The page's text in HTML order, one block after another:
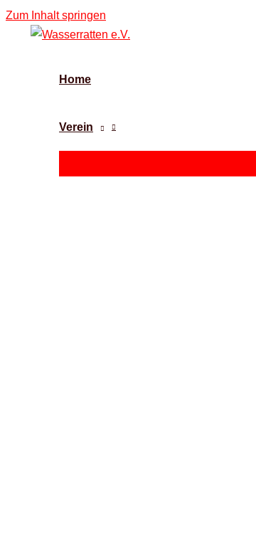
Zum Inhalt springen
Home
Verein